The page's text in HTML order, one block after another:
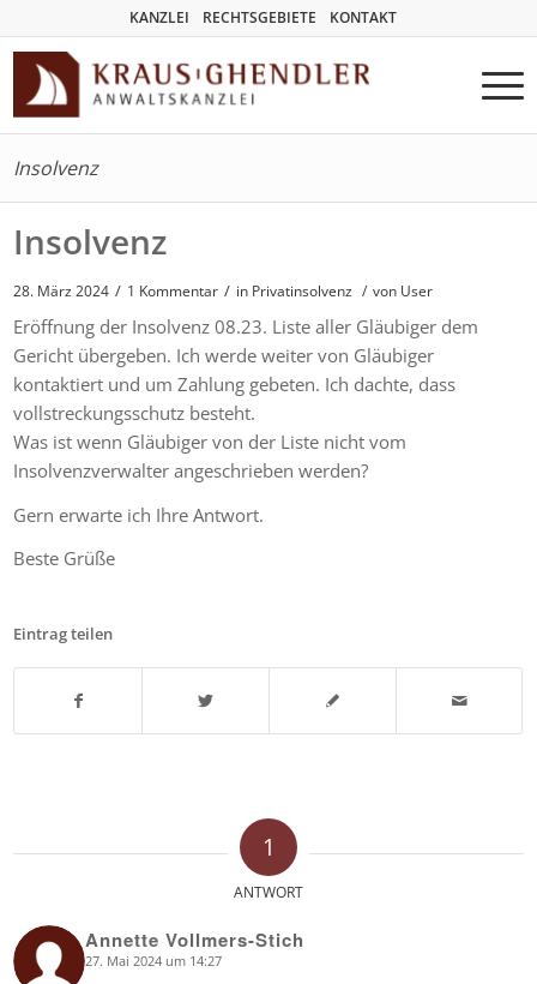
KANZLEI RECHTSGEBIETE KONTAKT
Insolvenz
Insolvenz
28. März 2024 / 1 Kommentar / in Privatinsolvenz / von User
Eröffnung der Insolvenz 08.23. Liste aller Gläubiger dem
Gericht übergeben. Ich werde weiter von Gläubiger
kontaktiert und um Zahlung gebeten. Ich dachte, dass
vollstreckungsschutz besteht.
Was ist wenn Gläubiger von der Liste nicht vom
Insolvenzverwalter angeschrieben werden?
Gern erwarte ich Ihre Antwort.
Beste Grüße
Eintrag teilen
1
ANTWORT
Annette Vollmers-Stich
says: 27. Mai 2024 um 14:27